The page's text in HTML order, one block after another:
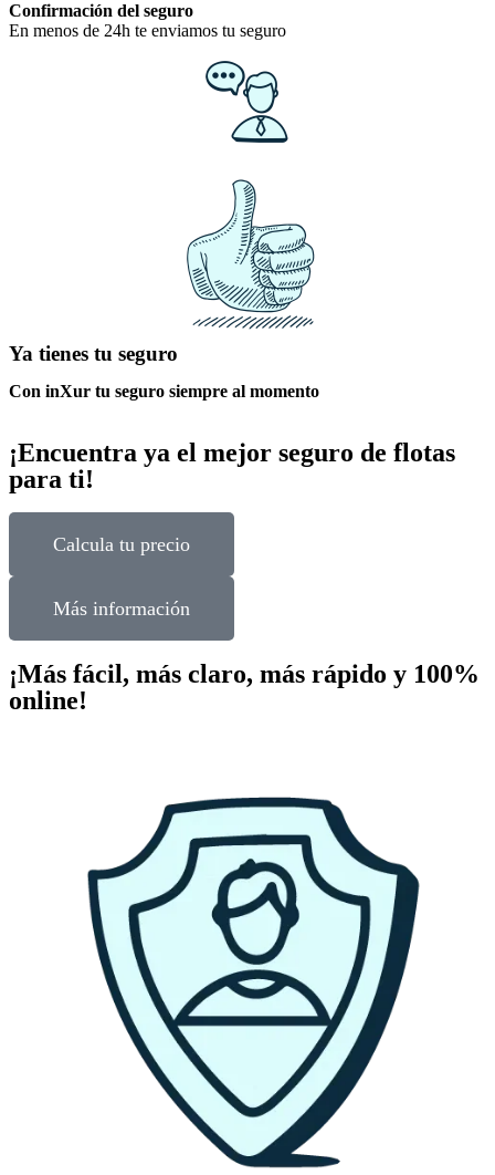
Confirmación del seguro
En menos de 24h te enviamos tu seguro
Ya tienes tu seguro
Con inXur tu seguro siempre al momento
¡Encuentra ya el mejor seguro de flotas
para ti!
Calcula tu precio
Más información
¡Más fácil, más claro, más rápido y 100%
online!